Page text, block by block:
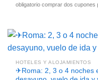
obligatorio comprar dos
HOTELES Y ALOJAMIENTOS
✈Roma: 2, 3 o 4 noches